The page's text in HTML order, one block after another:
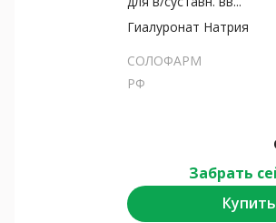
Гиалуронат Натрия
СОЛОФАРМ
РФ
Забрать
Купить